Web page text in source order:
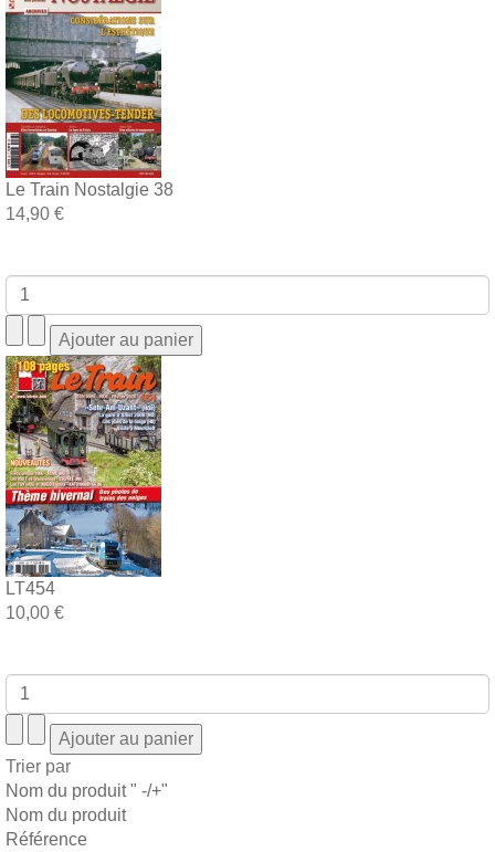
Le Train Nostalgie 38
14,90 €
LT454
10,00 €
Trier par
Nom du produit " -/+"
Nom du produit
Référence